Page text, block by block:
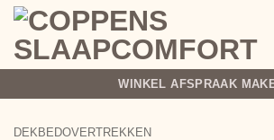
Ga
inhoud
WINKEL AFSPRAAK
DEKBEDOVERTREKKEN